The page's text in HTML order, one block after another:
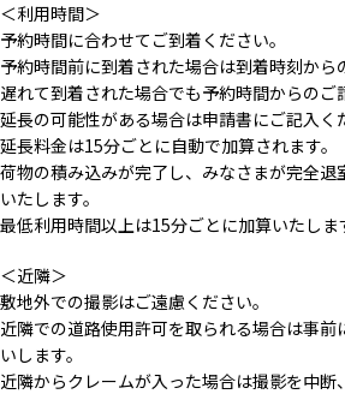
＜利用時間＞
予約時間に合わせてご到着ください。
予約時間前に到着された場合は到着時刻から
遅れて到着された場合でも予約時間からのご
延長の可能性がある場合は申請書にご記入く
延長料金は15分ごとに自動で加算されます。
荷物の積み込みが完了し、みなさまが完全退
いたします。
最低利用時間以上は15分ごとに加算いたしま
＜近隣＞
敷地外での撮影はご遠慮ください。
近隣での道路使用許可を取られる場合は事
いします。
近隣からクレームが入った場合は撮影を中